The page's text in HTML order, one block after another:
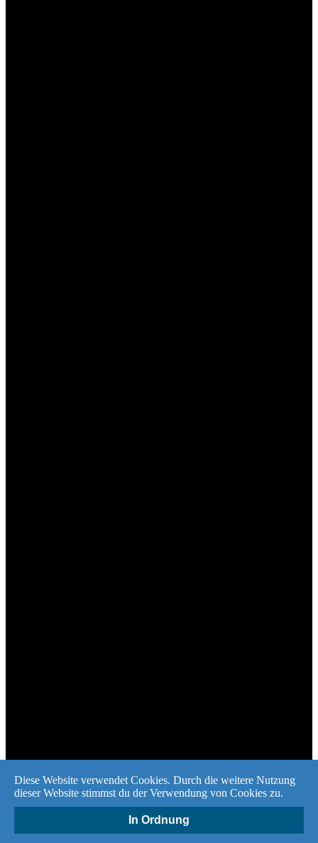
Impressum
Datenschutzerklärung
Diese Website verwendet Cookies. Durch die weitere Nutzung
dieser Website stimmst du der Verwendung von Cookies zu.
In Ordnung